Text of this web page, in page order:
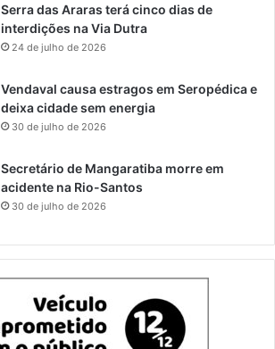
Serra das Araras terá cinco dias de
interdições na Via Dutra
24 de julho de 2026
Vendaval causa estragos em Seropédica e
deixa cidade sem energia
30 de julho de 2026
Secretário de Mangaratiba morre em
acidente na Rio-Santos
30 de julho de 2026